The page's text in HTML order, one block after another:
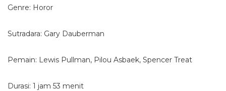
Genre: Horor
Sutradara: Gary Dauberman
Pemain: Lewis Pullman, Pilou Asbaek, Spencer Treat
Durasi: 1 jam 53 menit